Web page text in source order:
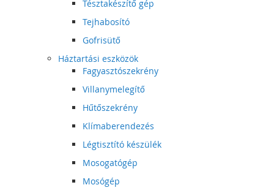
Tésztakészítő gép
Tejhabosító
Gofrisütő
Háztartási eszközök
Fagyasztószekrény
Villanymelegítő
Hűtőszekrény
Klímaberendezés
Légtisztító készülék
Mosogatógép
Mosógép